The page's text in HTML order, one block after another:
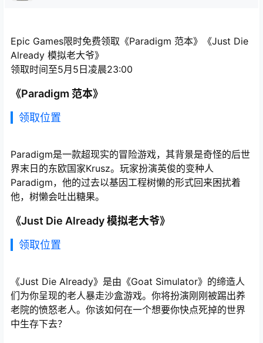
Epic Games限时免费领取《Paradigm 范本》《Just Die
Already 模拟老大爷》
领取时间至5月5日凌晨23:00
《Paradigm 范本》
领取位置
Paradigm是一款超现实的冒险游戏，其背景是奇怪的后世
界末日的东欧国家Krusz。玩家扮演英俊的变种人
Paradigm，他的过去以基因工程树懒的形式回来困扰着
他，树懒会吐出糖果。
《Just Die Already 模拟老大爷》
领取位置
《Just Die Already》是由《Goat Simulator》的缔造人
们为你呈现的老人暴走沙盒游戏。你将扮演刚刚被踢出养
老院的愤怒老人。你该如何在一个想要你快点死掉的世界
中生存下去？